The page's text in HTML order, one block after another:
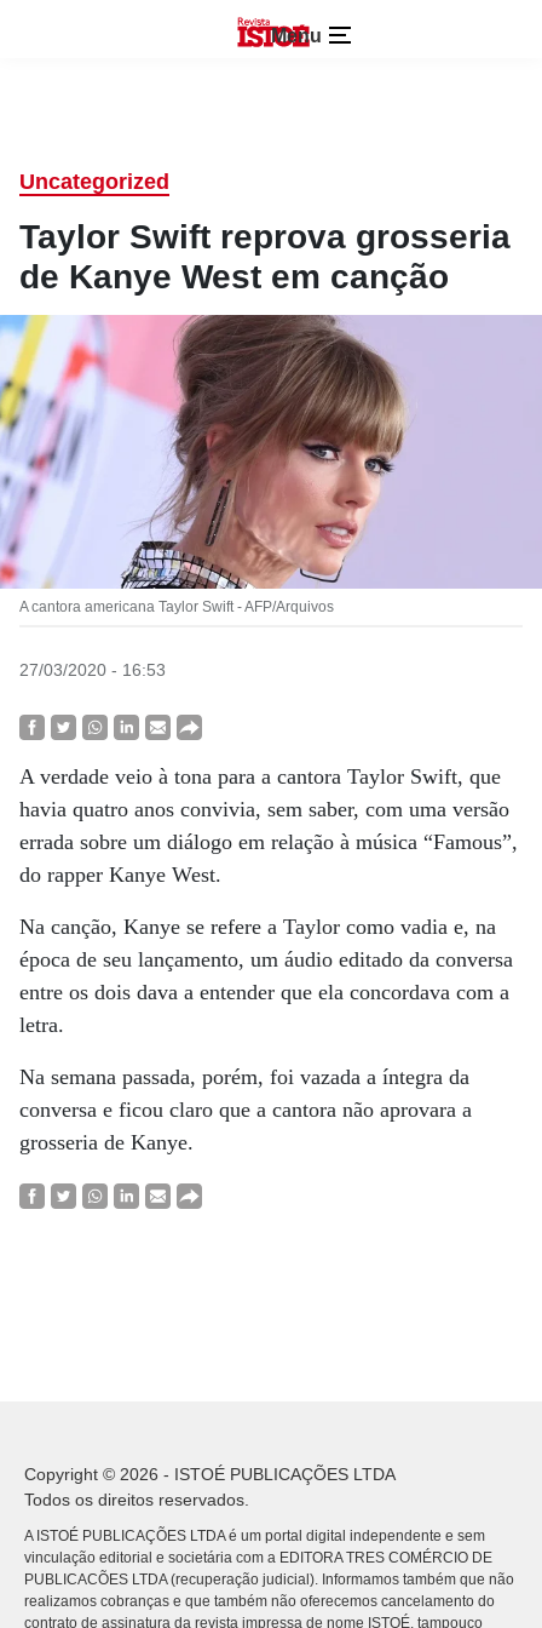
Menu
Uncategorized
Taylor Swift reprova grosseria
de Kanye West em canção
A cantora americana Taylor Swift - AFP/Arquivos
27/03/2020 - 16:53
A verdade veio à tona para a cantora Taylor Swift, que
havia quatro anos convivia, sem saber, com uma versão
errada sobre um diálogo em relação à música “Famous”,
do rapper Kanye West.
Na canção, Kanye se refere a Taylor como vadia e, na
época de seu lançamento, um áudio editado da conversa
entre os dois dava a entender que ela concordava com a
letra.
Na semana passada, porém, foi vazada a íntegra da
conversa e ficou claro que a cantora não aprovara a
grosseria de Kanye.
Copyright © 2026 - ISTOÉ PUBLICAÇÕES LTDA
Todos os direitos reservados.
A ISTOÉ PUBLICAÇÕES LTDA é um portal digital independente e sem
vinculação editorial e societária com a EDITORA TRES COMÉRCIO DE
PUBLICACÕES LTDA (recuperação judicial). Informamos também que não
realizamos cobranças e que também não oferecemos cancelamento do
contrato de assinatura da revista impressa de nome ISTOÉ, tampouco